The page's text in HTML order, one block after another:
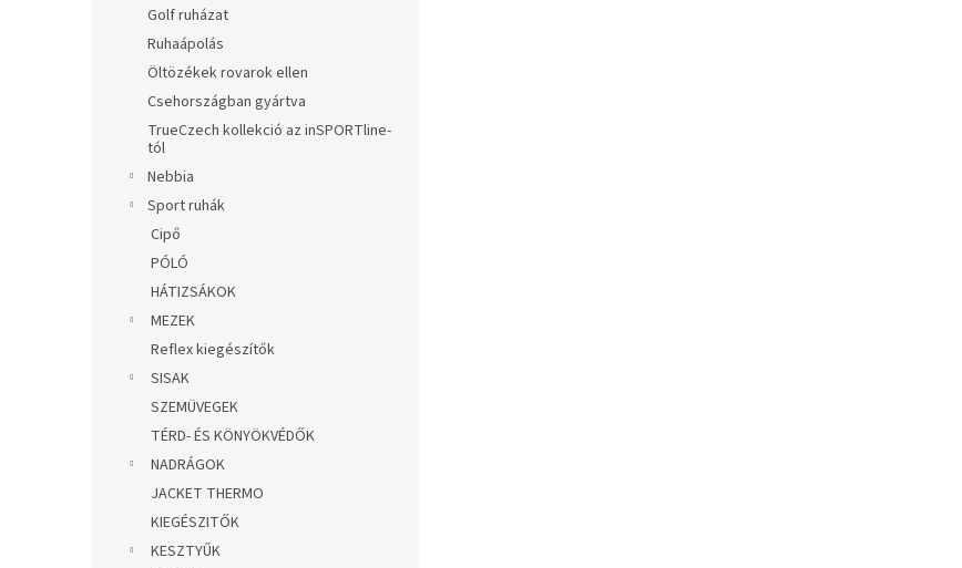
Golf ruházat
Ruhaápolás
Öltözékek rovarok ellen
Csehországban gyártva
TrueCzech kollekció az inSPORTline-
tól
Nebbia
Sport ruhák
Cipő
PÓLÓ
HÁTIZSÁKOK
MEZEK
Reflex kiegészítők
SISAK
SZEMÜVEGEK
TÉRD- ÉS KÖNYÖKVÉDŐK
NADRÁGOK
JACKET THERMO
KIEGÉSZITŐK
KESZTYŰK